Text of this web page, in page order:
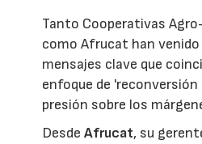
Tanto Cooperativas
como Afrucat han
mensajes clave que
enfoque de 'reconversión
presión sobre los
DesdeAfrucat, su